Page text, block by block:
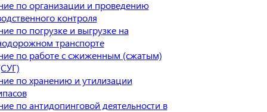
по организации и проведению
контроля
по погрузке и выгрузке на
транспорте
по работе с сжиженным (сжатым)
по хранению и утилизации
по антидопинговой деятельности в